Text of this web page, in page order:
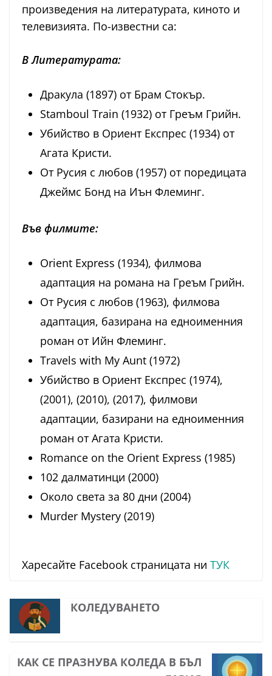
произведения на литературата, киното и
телевизията. По-известни са:
В Литературата:
Дракула (1897) от Брам Стокър.
Stamboul Train (1932) от Греъм Грийн.
Убийство в Ориент Експрес (1934) от
Агата Кристи.
От Русия с любов (1957) от поредицата
Джеймс Бонд на Иън Флеминг.
Във филмите:
Orient Express (1934), филмова
адаптация на романа на Греъм Грийн.
От Русия с любов (1963), филмова
адаптация, базирана на едноименния
роман от Ийн Флеминг.
Travels with My Aunt (1972)
Убийство в Ориент Експрес (1974),
(2001), (2010), (2017), филмови
адаптации, базирани на едноименния
роман от Агата Кристи.
Romance on the Orient Express (1985)
102 далматинци (2000)
Около света за 80 дни (2004)
Murder Mystery (2019)
Харесайте Facebook страницата ни ТУК
КОЛЕДУВАНЕТО
КАК СЕ ПРАЗНУВА КОЛЕДА В БЪЛ